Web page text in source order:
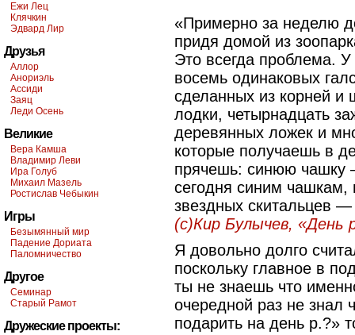
Ежи Лец
Клячкин
Эдвард Лир
Друзья
Аллор
Анориэль
Ассиди
Заяц
Леди Осень
Великие
Вера Камша
Владимир Леви
Ира Голуб
Михаил Мазель
Ростислав Чебыкин
Игры
Безымянный мир
Падение Дориата
Паломничество
Другое
Семинар
Старый Рамот
Дружеские проекты:
«Примерно за неделю
придя домой из
Это всегда проблема.
восемь одинаковых
сделанных из корней
лодки, четырнадцать
деревянных ложек и
которые получаешь в
прячешь: синюю чашку
сегодня синим чашкам,
звездных скитальцев
(с)Кир Булычев, «День
Я довольно долго
поскольку главное в
ты не знаешь что
очередной раз не знал
подарить на день р.?»